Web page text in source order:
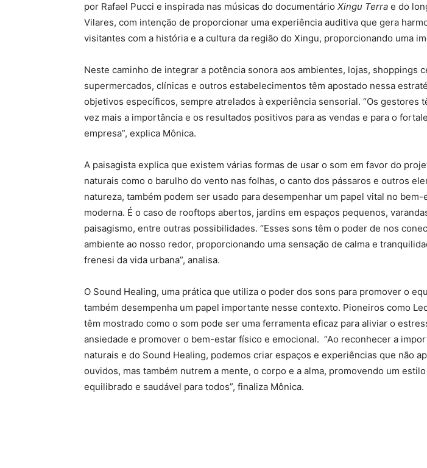
por Rafael Pucci e inspirada nas músicas do documentário Xingu Terra e do
Vilares, com intenção de proporcionar uma experiência auditiva que gera
visitantes com a história e a cultura da região do Xingu, proporcionando uma
Neste caminho de integrar a potência sonora aos ambientes, lojas, shoppings
supermercados, clínicas e outros estabelecimentos têm apostado nessa
objetivos específicos, sempre atrelados à experiência sensorial. “Os gestores
vez mais a importância e os resultados positivos para as vendas e para o
empresa”, explica Mônica.
A paisagista explica que existem várias formas de usar o som em favor do
naturais como o barulho do vento nas folhas, o canto dos pássaros e outros
natureza, também podem ser usado para desempenhar um papel vital no bem-
moderna. É o caso de rooftops abertos, jardins em espaços pequenos,
paisagismo, entre outras possibilidades. “Esses sons têm o poder de nos
ambiente ao nosso redor, proporcionando uma sensação de calma e
frenesi da vida urbana”, analisa.
O Sound Healing, uma prática que utiliza o poder dos sons para promover o
também desempenha um papel importante nesse contexto. Pioneiros como
têm mostrado como o som pode ser uma ferramenta eficaz para aliviar o
ansiedade e promover o bem-estar físico e emocional. “Ao reconhecer a
naturais e do Sound Healing, podemos criar espaços e experiências que não
ouvidos, mas também nutrem a mente, o corpo e a alma, promovendo um
equilibrado e saudável para todos”, finaliza Mônica.